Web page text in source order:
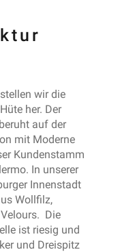
wir die
her. Der
auf der
mit Moderne
Kundenstamm
In unserer
Innenstadt
Wollfilz,
Die
ist riesig und
und Dreispitz